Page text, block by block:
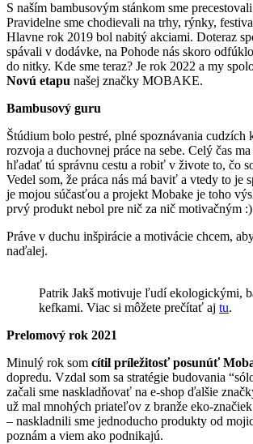
S naším bambusovým stánkom sme
Pravidelne sme chodievali na trhy, rýnky,
Hlavne rok 2019 bol nabitý akciami. Doteraz
spávali v dodávke, na Pohode nás skoro
do nitky. Kde sme teraz? Je rok 2022 a my
Novú etapu našej značky MOBAKE.
Bambusový guru
Štúdium bolo pestré, plné spoznávania cudzích
rozvoja a duchovnej práce na sebe. Celý čas
hľadať tú správnu cestu a robiť v živote to, čo
Vedel som, že práca nás má baviť a vtedy to je
je mojou súčasťou a projekt Mobake je toho
prvý produkt nebol pre nič za nič motivačným
Práve v duchu inšpirácie a motivácie chcem,
naďalej.
Patrik Jakš motivuje ľudí ekologickými,
kefkami. Viac si môžete prečítať aj tu.
Prelomový rok 2021
Minulý rok som cítil príležitosť posunúť
dopredu. Vzdal som sa stratégie budovania
začali sme naskladňovať na e-shop ďalšie
už mal mnohých priateľov z branže eko-
– naskladnili sme jednoducho produkty od
poznám a viem ako podnikajú.